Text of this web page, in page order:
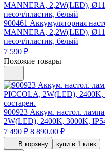
900461 Аккумуляторная
MANNERA, 2,2W(LED),
песоч/пластик, белый
7 590 ₽
Похожие товары
900923 Аккум. настол.
2W(LED), 2400K, 3000K,
7 490 ₽ 8 890.00 ₽
В корзину купи в 1 клик